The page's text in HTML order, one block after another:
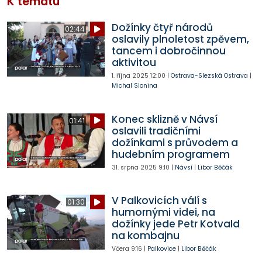
02:44
Dožínky čtyř národů
oslavily plnoletost zpěvem,
tancem i dobročinnou
aktivitou
1. října 2025 12:00 | Ostrava-Slezská Ostrava |
Michal Slonina
01:41
Konec sklizně v Návsí
oslavili tradičními
dožínkami s průvodem a
hudebním programem
31. srpna 2025 9:10 | Návsí| Libor Běčák
01:30
V Palkovicích válí s
humornými videi, na
dožínky jede Petr Kotvald
na kombajnu
Včera 9:16 | Palkovice| Libor Běčák